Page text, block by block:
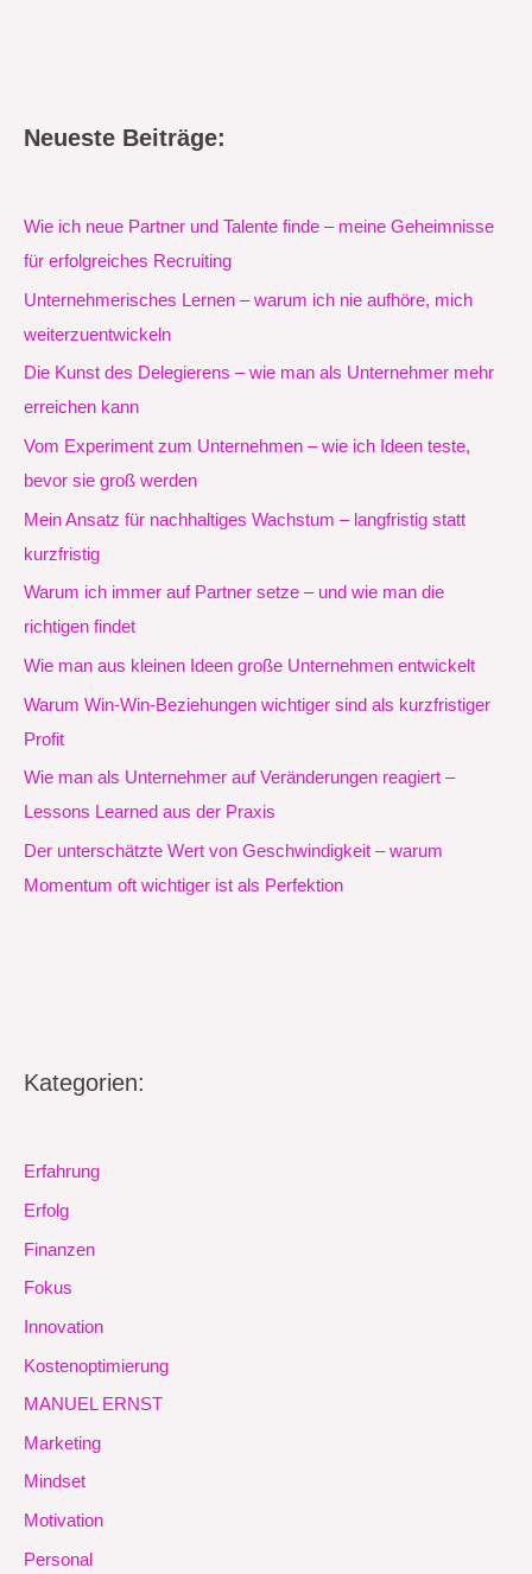
Neueste Beiträge:
Wie ich neue Partner und Talente finde – meine Geheimnisse
für erfolgreiches Recruiting
Unternehmerisches Lernen – warum ich nie aufhöre, mich
weiterzuentwickeln
Die Kunst des Delegierens – wie man als Unternehmer mehr
erreichen kann
Vom Experiment zum Unternehmen – wie ich Ideen teste,
bevor sie groß werden
Mein Ansatz für nachhaltiges Wachstum – langfristig statt
kurzfristig
Warum ich immer auf Partner setze – und wie man die
richtigen findet
Wie man aus kleinen Ideen große Unternehmen entwickelt
Warum Win-Win-Beziehungen wichtiger sind als kurzfristiger
Profit
Wie man als Unternehmer auf Veränderungen reagiert –
Lessons Learned aus der Praxis
Der unterschätzte Wert von Geschwindigkeit – warum
Momentum oft wichtiger ist als Perfektion
Kategorien:
Erfahrung
Erfolg
Finanzen
Fokus
Innovation
Kostenoptimierung
MANUEL ERNST
Marketing
Mindset
Motivation
Personal